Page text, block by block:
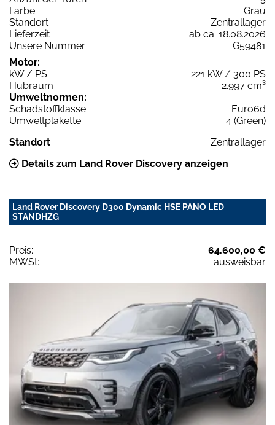
Farbe
Grau
Standort
Zentrallager
Lieferzeit
ab ca. 18.08.2026
Unsere Nummer
G59481
Motor:
kW / PS
221 kW / 300 PS
Hubraum
2.997 cm³
Umweltnormen:
Schadstoffklasse
Euro6d
Umweltplakette
4 (Green)
Standort
Zentrallager
Details zum Land Rover Discovery anzeigen
Land Rover Discovery D300 Dynamic HSE PANO LED
STANDHZG
Preis:
64.600,00 €
MWSt:
ausweisbar